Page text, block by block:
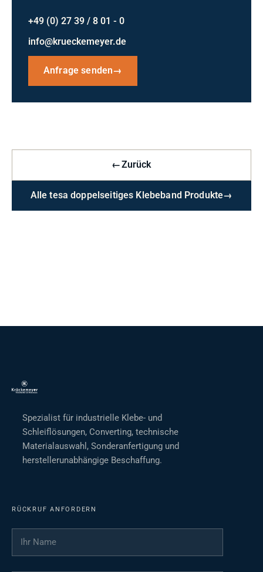
+49 (0) 27 39 / 8 01 - 0
info@krueckemeyer.de
Anfrage senden→
←Zurück
Alle tesa doppelseitiges Klebeband Produkte→
Spezialist für industrielle Klebe- und
Schleiflösungen, Converting, technische
Materialauswahl, Sonderanfertigung und
herstellerunabhängige Beschaffung.
RÜCKRUF ANFORDERN
Ihr Name